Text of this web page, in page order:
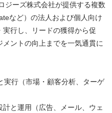
ジーズ株式会社が提供する複数
など）の法人および個人向け
行し、リードの獲得から促
ントの向上までを一気通貫に
実行（市場・顧客分析、ターゲ
計と運用（広告、メール、ウェ